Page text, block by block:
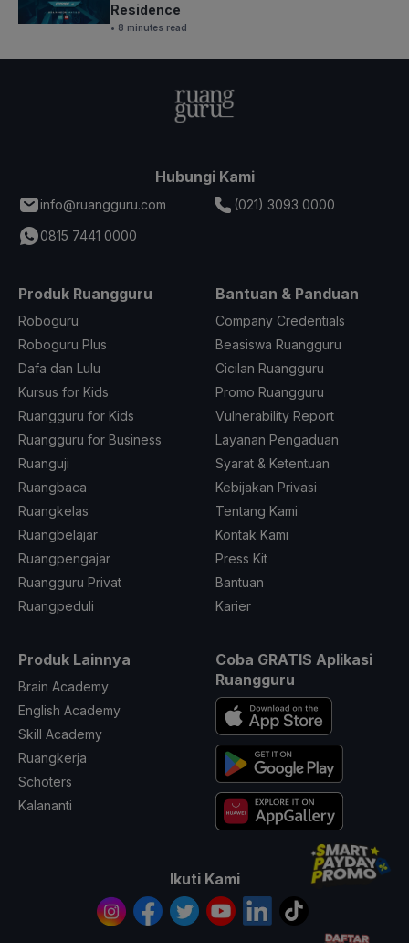
Residence
• 8 minutes read
Hubungi Kami
info@ruangguru.com
(021) 3093 0000
0815 7441 0000
Produk Ruangguru
Roboguru
Roboguru Plus
Dafa dan Lulu
Kursus for Kids
Ruangguru for Kids
Ruangguru for Business
Ruanguji
Ruangbaca
Ruangkelas
Ruangbelajar
Ruangpengajar
Ruangguru Privat
Ruangpeduli
Bantuan & Panduan
Company Credentials
Beasiswa Ruangguru
Cicilan Ruangguru
Promo Ruangguru
Vulnerability Report
Layanan Pengaduan
Syarat & Ketentuan
Kebijakan Privasi
Tentang Kami
Kontak Kami
Press Kit
Bantuan
Karier
Produk Lainnya
Brain Academy
English Academy
Skill Academy
Ruangkerja
Schoters
Kalananti
Coba GRATIS Aplikasi
Ruangguru
Ikuti Kami